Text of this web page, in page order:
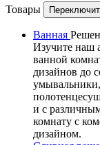
Товары
Ванная
Изучите наш
ванной
дизайнов до
и с
комнату с
дизайном.